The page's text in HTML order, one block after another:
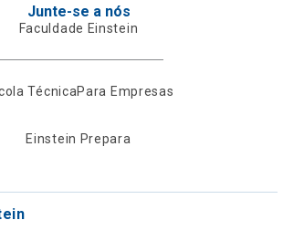
Junte-se a nós
Faculdade Einstein
TécnicaPara Empresas
Einstein Prepara